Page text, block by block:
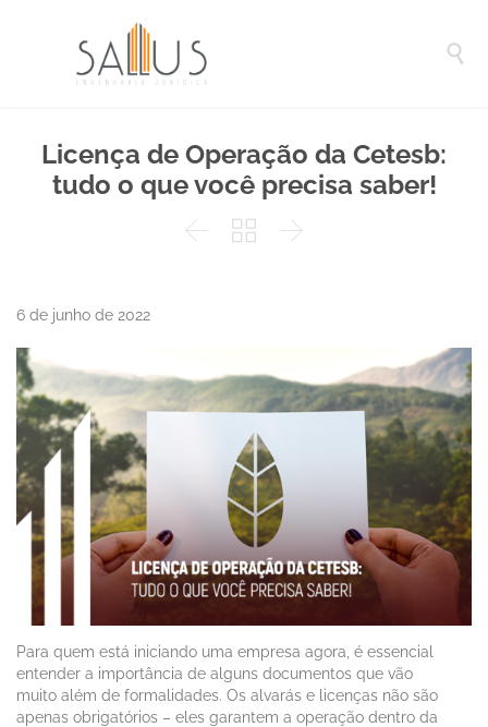

Licença de Operação da Cetesb:
tudo o que você precisa saber!
  
6 de junho de 2022
Para quem está iniciando uma empresa agora, é essencial
entender a importância de alguns documentos que vão
muito além de formalidades. Os alvarás e licenças não são
apenas obrigatórios – eles garantem a operação dentro da